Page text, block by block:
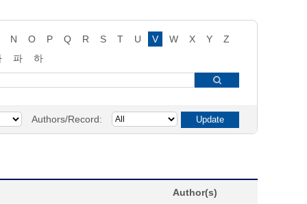
N O P Q R S T U V W X Y
Z
파
하
Authors/Record:
Author(s)